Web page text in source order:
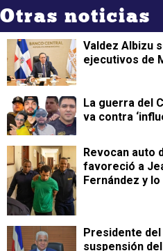
Otras noticias
Valdez Albizu
ejecutivos de
La guerra del
va contra
Revocan auto
favoreció a
Fernández y
Presidente
suspensión